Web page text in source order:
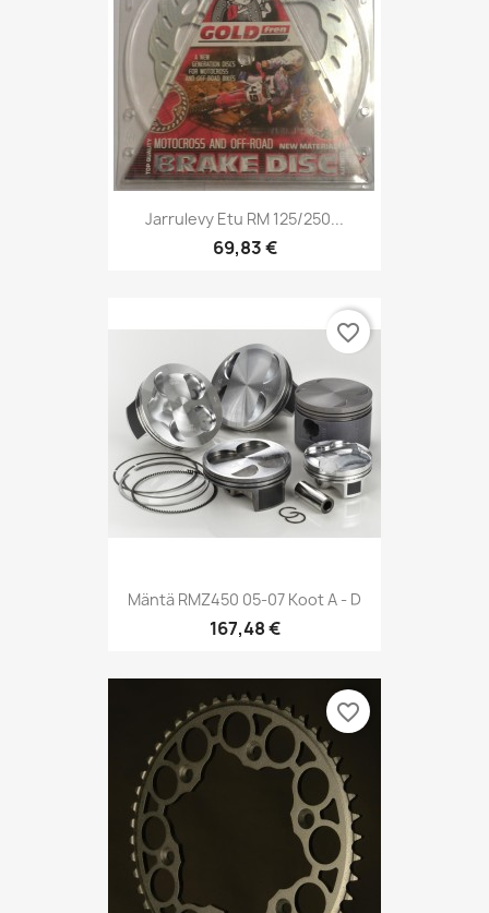
Jarrulevy Etu RM 125/250...
69,83 €
Mäntä RMZ450 05-07 Koot A - D
167,48 €
favorite_border
favorite_border